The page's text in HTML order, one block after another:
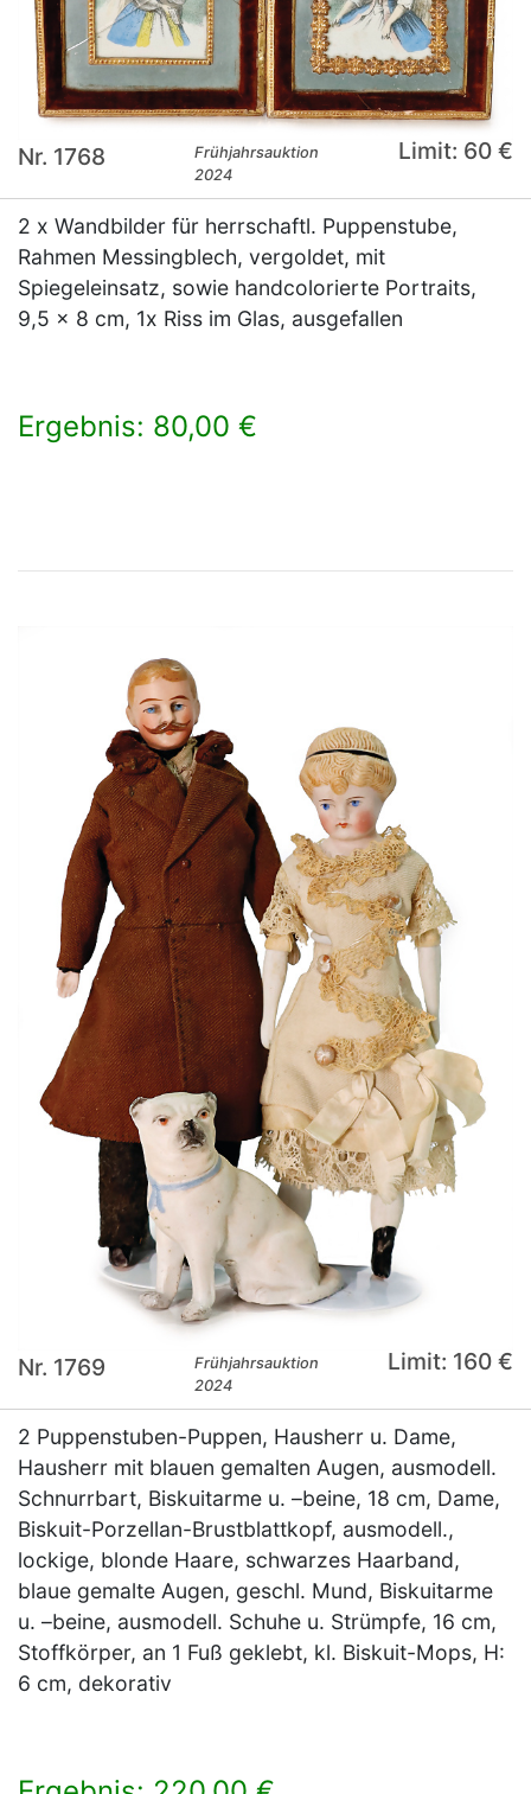
Nr. 1768
Frühjahrsauktion
2024
Limit: 60 €
2 x Wandbilder für herrschaftl. Puppenstube,
Rahmen Messingblech, vergoldet, mit
Spiegeleinsatz, sowie handcolorierte Portraits,
9,5 x 8 cm, 1x Riss im Glas, ausgefallen
Ergebnis: 80,00 €
Nr. 1769
Frühjahrsauktion
2024
Limit: 160 €
2 Puppenstuben-Puppen, Hausherr u. Dame,
Hausherr mit blauen gemalten Augen, ausmodell.
Schnurrbart, Biskuitarme u. –beine, 18 cm, Dame,
Biskuit-Porzellan-Brustblattkopf, ausmodell.,
lockige, blonde Haare, schwarzes Haarband,
blaue gemalte Augen, geschl. Mund, Biskuitarme
u. –beine, ausmodell. Schuhe u. Strümpfe, 16 cm,
Stoffkörper, an 1 Fuß geklebt, kl. Biskuit-Mops, H:
6 cm, dekorativ